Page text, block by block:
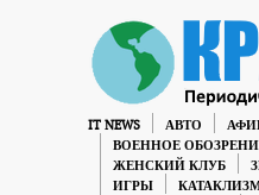
IT NEWS АВТО
ВОЕННОЕ
ЖЕНСКИЙ КЛУБ
ИГРЫ